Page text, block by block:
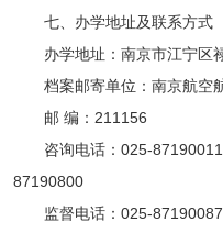
七、办学地址及联系方式
办学地址：南京市江宁区
档案邮寄单位：南京航空
邮 编：211156
咨询电话：025-87190011
87190800
监督电话：025-87190087